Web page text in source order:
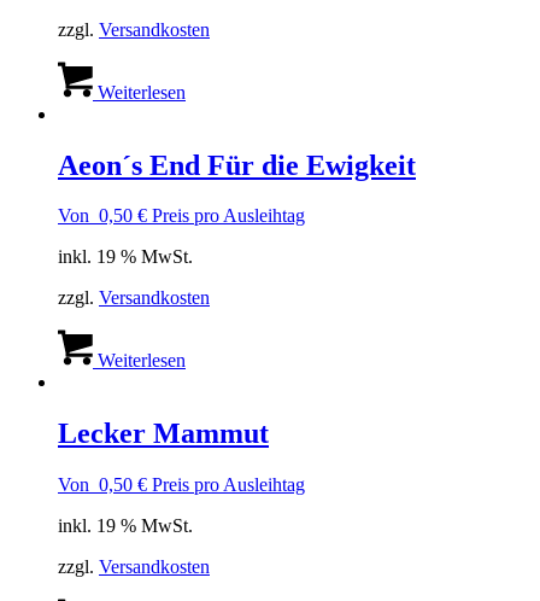
zzgl. Versandkosten
Weiterlesen
Aeon´s End Für die Ewigkeit
Von 0,50 € Preis pro Ausleihtag
inkl. 19 % MwSt.
zzgl. Versandkosten
Weiterlesen
Lecker Mammut
Von 0,50 € Preis pro Ausleihtag
inkl. 19 % MwSt.
zzgl. Versandkosten